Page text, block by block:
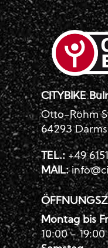
CITYBIKE
Otto-Röhm
64293
TEL.:+49
MAIL:
Montag bis
10:00 -